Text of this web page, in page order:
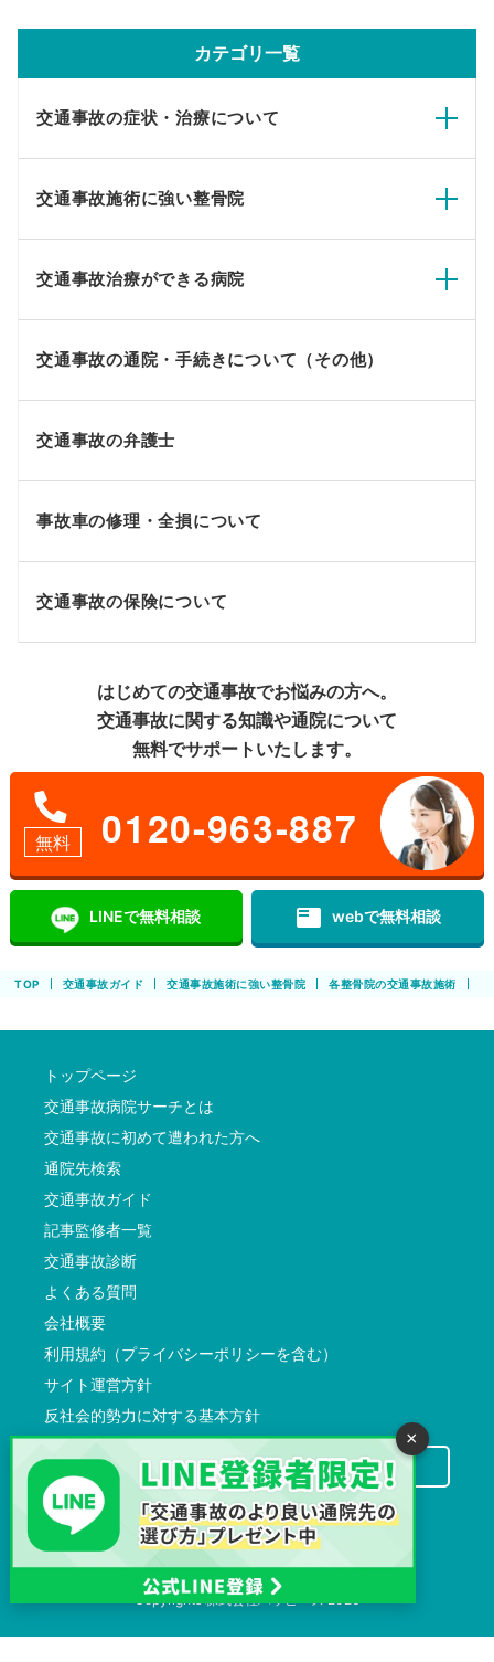
カテゴリ一覧
交通事故の症状・治療について
交通事故施術に強い整骨院
交通事故治療ができる病院
交通事故の通院・手続きについて（その他）
交通事故の弁護士
事故車の修理・全損について
交通事故の保険について
はじめての交通事故でお悩みの方へ。
交通事故に関する知識や通院について
無料でサポートいたします。
無料 0120-963-887
LINEで無料相談 featured_play_list webで無料相談
TOP 交通事故ガイド 交通事故施術に強い整骨院 各整骨院の交通事故施術
トップページ
交通事故病院サーチとは
交通事故に初めて遭われた方へ
通院先検索
交通事故ガイド
記事監修者一覧
交通事故診断
よくある質問
会社概要
利用規約（プライバシーポリシーを含む）
サイト運営方針
反社会的勢力に対する基本方針
交通事故病院サーチに掲載希望の先生方へ
Copyrights株式会社ハッピーズ2026
×